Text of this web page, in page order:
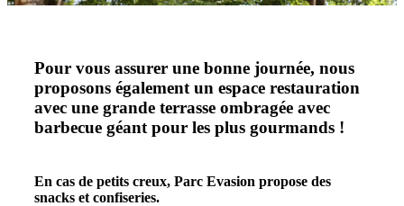
Pour vous assurer une bonne journée, nous
proposons également un espace restauration
avec une grande terrasse ombragée avec
barbecue géant pour les plus gourmands !
En cas de petits creux, Parc Evasion propose des
snacks et confiseries.